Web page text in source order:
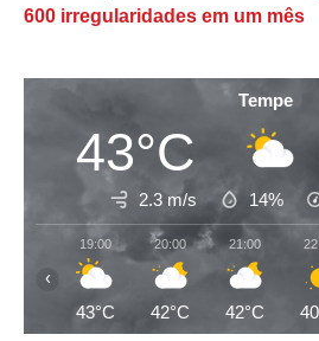
600 irregularidades em um mês
Tempe
43°C
2.3 m/s 14%
19:00
43°C
20:00
42°C
21:00
42°C
‹